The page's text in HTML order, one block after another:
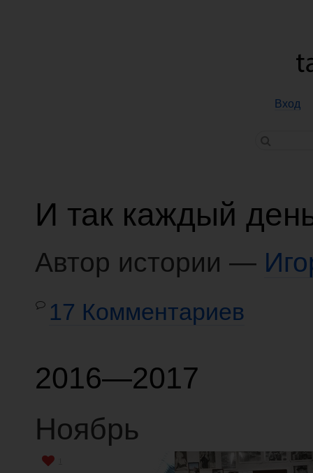
Вход
И так каждый
Автор истории —
17 Комментариев
2016—2017
Ноябрь